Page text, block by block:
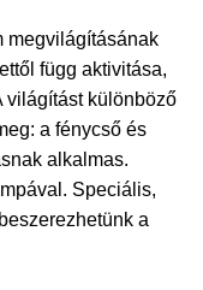
megvilágításának
függ aktivitása,
világítást különböző
a fénycső és
alkalmas.
Speciális,
a